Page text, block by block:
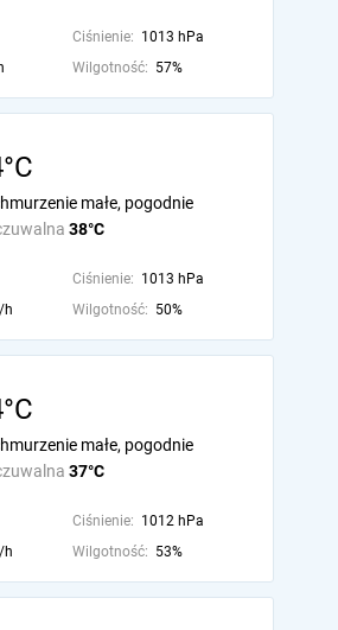
Ciśnienie: 1013 hPa
Wilgotność: 57%
38°C
małe, pogodnie
Ciśnienie: 1013 hPa
h Wilgotność: 50%
37°C
małe, pogodnie
Ciśnienie: 1012 hPa
h Wilgotność: 53%